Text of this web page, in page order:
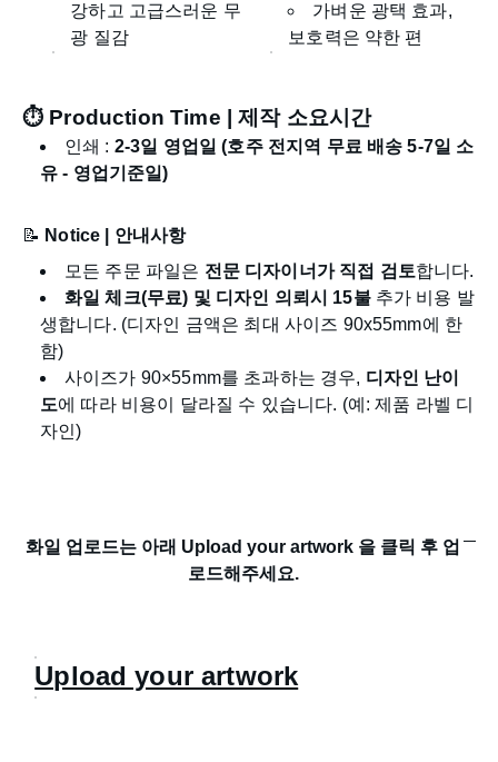
강하고 고급스러운 무
광 질감
가벼운 광택 효과,
보호력은 약한 편
⏱ Production Time | 제작 소요시간
인쇄 : 2-3일 영업일 (호주 전지역 무료 배송 5-7일 소
유 - 영업기준일)
📝 Notice | 안내사항
모든 주문 파일은 전문 디자이너가 직접 검토합니다.
화일 체크(무료) 및 디자인 의뢰시 15불 추가 비용 발
생합니다. (디자인 금액은 최대 사이즈 90x55mm에 한
함)
사이즈가 90×55mm를 초과하는 경우, 디자인 난이
도에 따라 비용이 달라질 수 있습니다. (예: 제품 라벨 디
자인)
화일 업로드는 아래 Upload your artwork 을 클릭 후 업
로드해주세요.
Upload your artwork